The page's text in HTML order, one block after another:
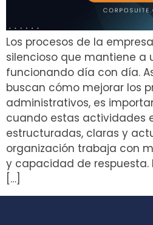
Los procesos de la
silencioso que mantiene a
funcionando día con día.
buscan cómo mejorar los
administrativos, es
cuando estas actividades
estructuradas, claras y
organización trabaja con
y capacidad de respuesta.
[…]